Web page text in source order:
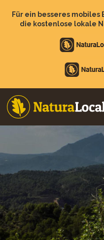
zumFür ein besseres
die kostenlose lokale